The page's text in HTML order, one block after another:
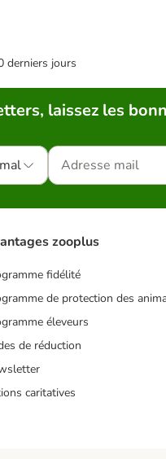
derniers jours
laissez les
zooplus
fidélité
de protection des
éleveurs
de réduction
caritatives